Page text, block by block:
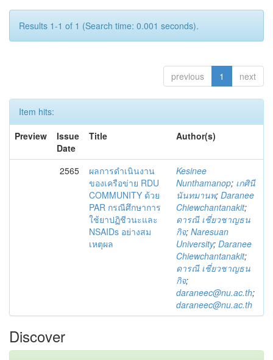
Results 1-1 of 1 (Search time: 0.001 seconds).
previous 1 next
Item hits:
Preview
Issue
Date
Title Author(s)
2565
ผลการดำเนินงาน
ของเครือข่าย RDU
COMMUNITY ด้วย
PAR กรณีศึกษาการ
ใช้ยาปฏิชีวนะและ
NSAIDs อย่างสม
เหตุผล
Kesinee
Nunthamanop; เกศินี
นันทมานพ; Daranee
Chiewchantanakit;
ดารณี เชี่ยวชาญธน
กิจ; Naresuan
University; Daranee
Chiewchantanakit;
ดารณี เชี่ยวชาญธน
กิจ;
daraneec@nu.ac.th;
daraneec@nu.ac.th
Discover